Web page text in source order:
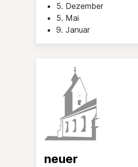
5. Dezember
5. Mai
9. Januar
neuer